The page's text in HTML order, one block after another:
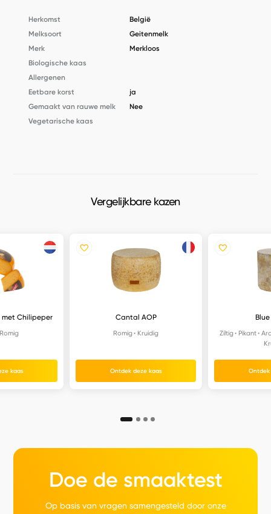
Herkomst
België
Melksoort
Geitenmelk
Merk
Merkloos
Biologische kaas
Allergenen
Eetbare korst
ja
Gemaakt van rauwe melk
Nee
Vegetarische kaas
Vergelijkbare kazen
met Chilipeper
kaas
Cantal AOP
Romig Kruidig
Ontdek deze kaas
Ziltig Pikant
Ontdek
Doe de smaaktest
Op basis van vragen samengesteld door onze